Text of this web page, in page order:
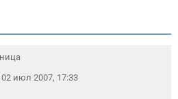
02 июл 2007, 17:33